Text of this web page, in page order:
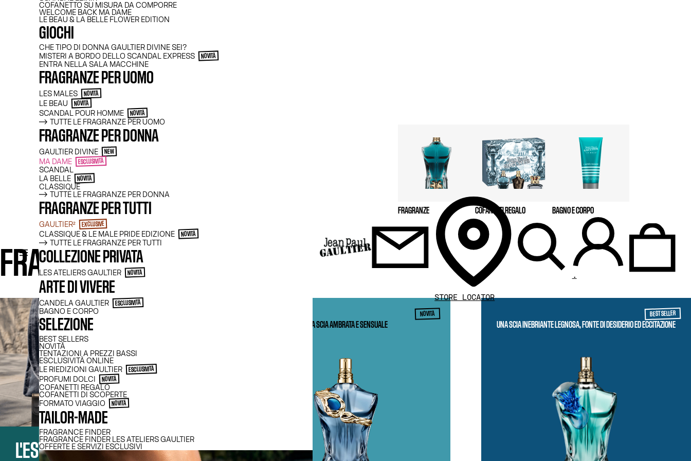
COFANETTO SU MISURA DA COMPORRE
WELCOME BACK MA DAME
LE BEAU & LA BELLE FLOWER EDITION
GIOCHI
CHE TIPO DI DONNA GAULTIER DIVINE SEI?
MISTERI A BORDO DELLO SCANDAL EXPRESS
NOVITÀ
ENTRA NELLA SALA MACCHINE
FRAGRANZE PER UOMO
LES MALES NOVITÀ
LE BEAU NOVITÀ
SCANDAL POUR HOMME NOVITÀ
TUTTE LE FRAGRANZE PER UOMO
FRAGRANZE PER DONNA
GAULTIER DIVINE NEW
MA DAME ESCLUSIVITÀ
SCANDAL
LA BELLE
NOVITÀ
CLASSIQUE
TUTTE LE FRAGRANZE PER DONNA
FRAGRANZE PER TUTTI
GAULTIER² EXCLUSIVE
CLASSIQUE & LE MALE PRIDE EDIZIONE NOVITÀ
TUTTE LE FRAGRANZE PER TUTTI
COLLEZIONE PRIVATA
LES ATELIERS GAULTIER NOVITÀ
ARTE DI VIVERE
CANDELA GAULTIER ESCLUSIVITÀ
BAGNO E CORPO
SELEZIONE
BEST SELLERS
NOVITÀ
TENTAZIONI A PREZZI BASSI
ESCLUSIVITÀ ONLINE
LE RIEDIZIONI GAULTIER​
ESCLUSIVITÀ
PROFUMI DOLCI NOVITÀ
COFANETTI REGALO
COFANETTI DI SCOPERTE
FORMATO VIAGGIO
NOVITÀ
TAILOR-MADE
FRAGRANCE FINDER
FRAGRANCE FINDER LES ATELIERS GAULTIER
OFFERTE E SERVIZI ESCLUSIVI
STORE LOCATOR
.
BEAU
Nel giardino di Jean Paul Gaultier, grande è la tentazione
di gustare tutti i piaceri e di obbedire a un solo
desiderio: soccombervi. Incontrare Il Bello in questo
regno assomiglia al più delizioso dei peccati. La sua
aura, le sue linee scolpite, è mai stata respirata tale
splendore? Tra Le Beau Eau de Toilette, Le Beau Le Parfum
e Le Beau Paradise Garden, quale eleggere? Il primo invita
a un esotismo rinfrescante, il secondo si veste di una
dipendenza nettamente difesa, il terzo svela una natura
libera e selvaggia. Tutti loro sono irresistibili.
FRAGRANZE COFANETTI REGALO
BAGNO E CORPO
FILTRI
FRAGRANZE
L'ESTATE SULLA PELLE
NOVITÀ
UNA SCIA AMBRATA E SENSUALE
BEST SELLER
UNA SCIA INEBRIANTE LEGNOSA, FONTE DI DESIDERIO ED ECCITAZIONE